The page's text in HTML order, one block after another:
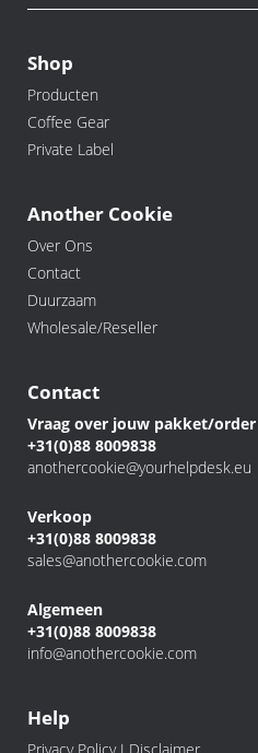
Shop
Producten
Coffee Gear
Private Label
Another Cookie
Over Ons
Contact
Duurzaam
Wholesale/Reseller
Contact
Vraag over jouw pakket/order
+31(0)88 8009838
anothercookie@yourhelpdesk.eu
Verkoop
+31(0)88 8009838
sales@anothercookie.com
Algemeen
+31(0)88 8009838
info@anothercookie.com
Help